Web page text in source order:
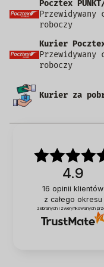
Pocztex PUNKT/
roboczy
Kurier
roboczy
Kurier za
4.9
16 opinii klientów
z całego okresu
zebranych i zweryfikowanych